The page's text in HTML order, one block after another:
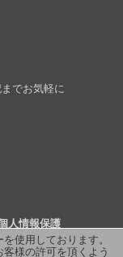
使用しております。
様の許可を頂くよう
でお気軽に
人情報保護
わせ RSS